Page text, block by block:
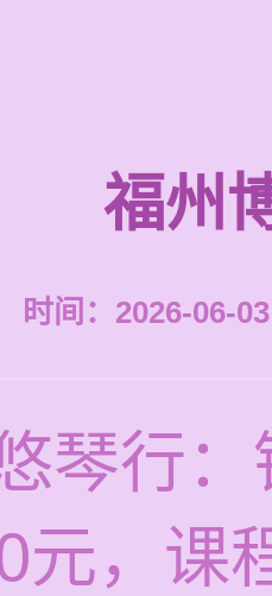
福州
时间：2026-06-
琴行
元，课